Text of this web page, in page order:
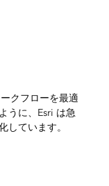
クフローを最適
うに、Esri は急
しています。